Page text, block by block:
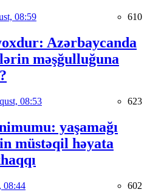
08:59 610
Azərbaycanda
məşğulluğuna
08:53 623
yaşamağı
müstəqil həyata
08:44 602